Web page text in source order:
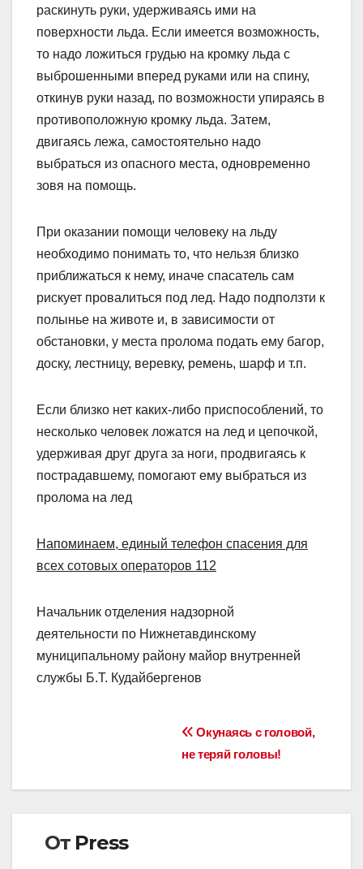
раскинуть руки, удерживаясь ими на
поверхности льда. Если имеется возможность,
то надо ложиться грудью на кромку льда с
выброшенными вперед руками или на спину,
откинув руки назад, по возможности упираясь в
противоположную кромку льда. Затем,
двигаясь лежа, самостоятельно надо
выбраться из опасного места, одновременно
зовя на помощь.
При оказании помощи человеку на льду
необходимо понимать то, что нельзя близко
приближаться к нему, иначе спасатель сам
рискует провалиться под лед. Надо подползти к
полынье на животе и, в зависимости от
обстановки, у места пролома подать ему багор,
доску, лестницу, веревку, ремень, шарф и т.п.
Если близко нет каких-либо приспособлений, то
несколько человек ложатся на лед и цепочкой,
удерживая друг друга за ноги, продвигаясь к
пострадавшему, помогают ему выбраться из
пролома на лед
Напоминаем, единый телефон спасения для
всех сотовых операторов 112
Начальник отделения надзорной
деятельности по Нижнетавдинскому
муниципальному району майор внутренней
службы Б.Т. Кудайбергенов
Окунаясь с головой,
не теряй головы!
От Press